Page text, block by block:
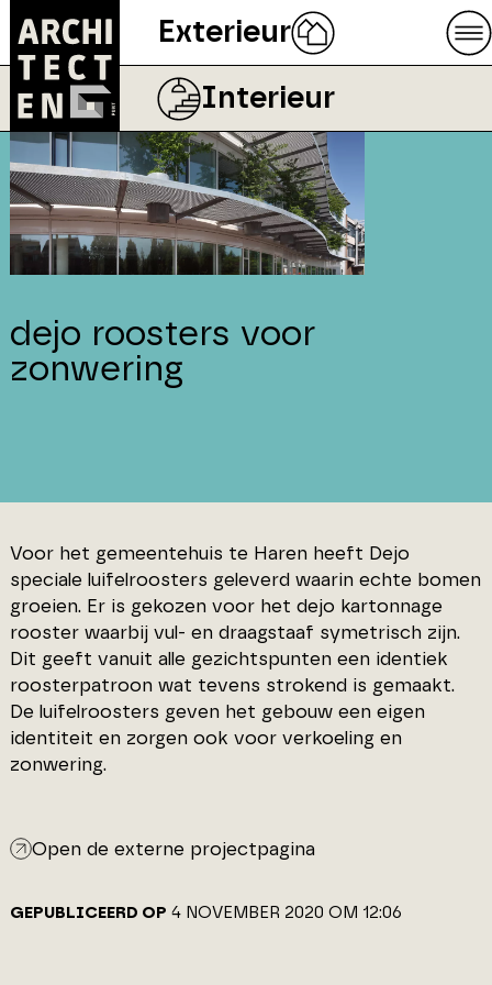
Exterieur
Interieur
dejo roosters voor
zonwering
Voor het gemeentehuis te Haren heeft Dejo
speciale luifelroosters geleverd waarin echte bomen
groeien. Er is gekozen voor het dejo kartonnage
rooster waarbij vul- en draagstaaf symetrisch zijn.
Dit geeft vanuit alle gezichtspunten een identiek
roosterpatroon wat tevens strokend is gemaakt.
De luifelroosters geven het gebouw een eigen
identiteit en zorgen ook voor verkoeling en
zonwering.
Open de externe projectpagina
GEPUBLICEERD OP 4 NOVEMBER 2020 OM 12:06